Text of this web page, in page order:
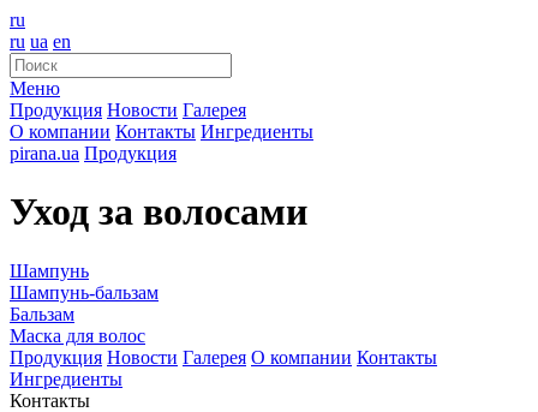
ru
ru ua en
Меню
Продукция Новости Галерея
О компании Контакты Ингредиенты
pirana.ua Продукция
Уход за волосами
Шампунь
Шампунь-бальзам
Бальзам
Маска для волос
Продукция Новости Галерея О компании Контакты
Ингредиенты
Контакты